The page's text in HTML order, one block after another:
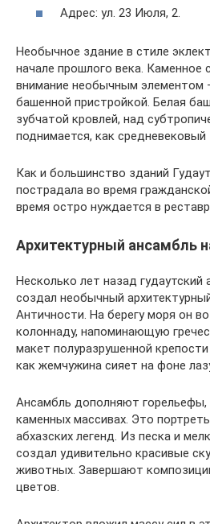
Адрес: ул. 23 Июля, 2.
Необычное здание в стиле
начале прошлого века. Каменное
внимание необычным элементом
башенной пристройкой. Белая
зубчатой кровлей, над
поднимается, как средневековый
Как и большинство зданий
пострадала во время
время остро нуждается в
Архитектурный ансамбль
Несколько лет назад
создал необычный
Античности. На берегу моря он
колоннаду, напоминающую
макет полуразрушенной
как жемчужина сияет на фоне
Ансамбль дополняют горельефы,
каменных массивах. Это
абхазских легенд. Из песка и
создал удивительно красивые
животных. Завершают
цветов.